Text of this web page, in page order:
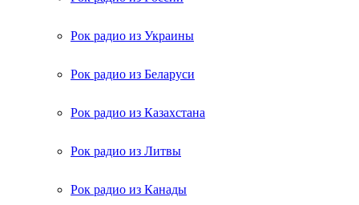
Рок радио из Украины
Рок радио из Беларуси
Рок радио из Казахстана
Рок радио из Литвы
Рок радио из Канады